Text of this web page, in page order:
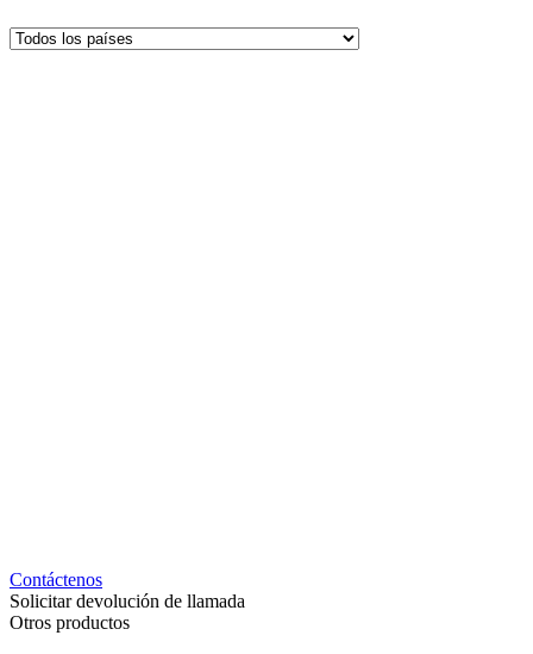
Contáctenos
Solicitar devolución de llamada
Otros productos